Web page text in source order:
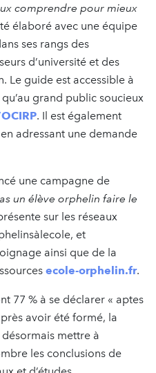
comprendre pour mieux
élaboré avec une équipe
ses rangs des
d’université et des
Le guide est accessible à
grand public soucieux
. Il est également
adressant une demande
une campagne de
un élève orphelin faire le
sur les réseaux
et
ainsi que de la
ecole-orphelin.fr.
77 % à se déclarer « aptes
avoir été formé, la
mettre à
les conclusions de